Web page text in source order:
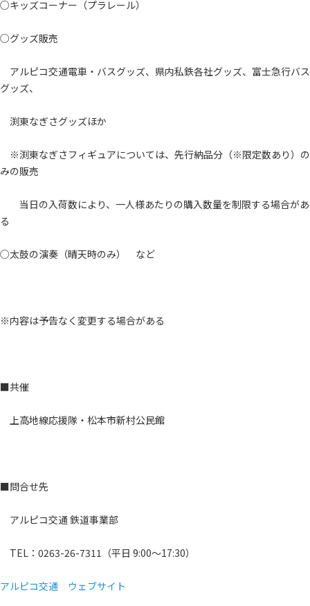
○キッズコーナー（プラレール）
○グッズ販売
アルピコ交通電車・バスグッズ、県内私鉄各社グッズ、富士急行バス
グッズ、
渕東なぎさグッズほか
※渕東なぎさフィギュアについては、先行納品分（※限定数あり）の
みの販売
当日の入荷数により、一人様あたりの購入数量を制限する場合があ
る
○太鼓の演奏（晴天時のみ） など
※内容は予告なく変更する場合がある
■共催
上高地線応援隊・松本市新村公民館
■問合せ先
アルピコ交通 鉄道事業部
TEL：0263-26-7311（平日 9:00～17:30）
アルピコ交通 ウェブサイト